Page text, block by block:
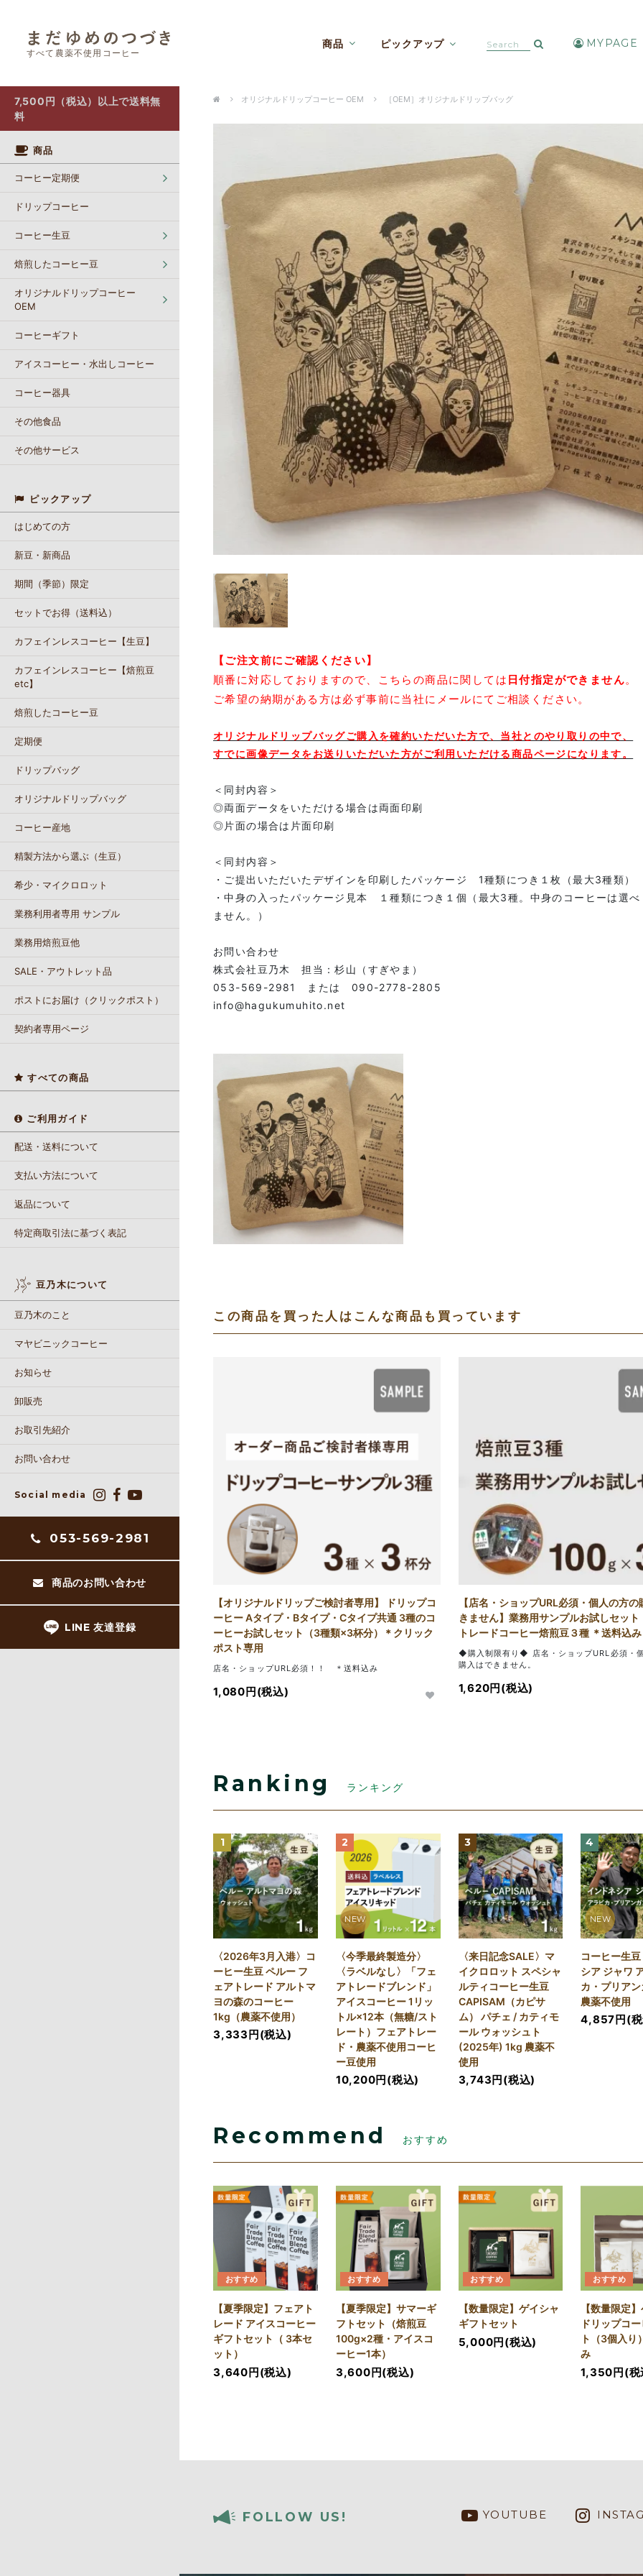
すべて農薬不使用コーヒー
商品 ピックアップ MYPAGE
7,500円（税込）以上で送料無
料
商品
コーヒー定期便
ドリップコーヒー
コーヒー生豆
焙煎したコーヒー豆
オリジナルドリップコーヒー
OEM
コーヒーギフト
アイスコーヒー・水出しコーヒー
コーヒー器具
その他食品
その他サービス
ピックアップ
はじめての方
新豆・新商品
期間（季節）限定
セットでお得（送料込）
カフェインレスコーヒー【生豆】
カフェインレスコーヒー【焙煎豆
etc】
焙煎したコーヒー豆
定期便
ドリップバッグ
オリジナルドリップバッグ
コーヒー産地
精製方法から選ぶ（生豆）
希少・マイクロロット
業務利用者専用 サンプル
業務用焙煎豆他
SALE・アウトレット品
ポストにお届け（クリックポスト）
契約者専用ページ
すべての商品
ご利用ガイド
配送・送料について
支払い方法について
返品について
特定商取引法に基づく表記
豆乃木について
豆乃木のこと
マヤビニックコーヒー
お知らせ
卸販売
お取引先紹介
お問い合わせ
Social media
053-569-2981
商品のお問い合わせ
LINE 友達登録
オリジナルドリップコーヒー OEM ［OEM］オリジナルドリップバッグ
【ご注文前にご確認ください】
順番に対応しておりますので、こちらの商品に関しては 日付指定ができません。
ご希望の納期がある方は必ず事前に当社にメールにてご相談ください。
オリジナルドリップバッグご購入を確約いただいた方で、当社とのやり取りの中で、
すでに画像データをお送りいただいた方がご利用いただける商品ページになります。
＜同封内容＞
◎両面データをいただける場合は両面印刷
◎片面の場合は片面印刷
＜同封内容＞
・ご提出いただいたデザインを印刷したパッケージ 1種類につき１枚（最大3種類）
・中身の入ったパッケージ見本 １種類につき１個（最大3種。中身のコーヒーは選べ
ません。）
お問い合わせ
株式会社豆乃木 担当：杉山（すぎやま）
053-569-2981 または 090-2778-2805
info@hagukumuhito.net
この商品を買った人はこんな商品も買っています
【オリジナルドリップご検討者専用】 ドリップコ
ーヒー Aタイプ・Bタイプ・Cタイプ共通 3種のコ
ーヒーお試しセット（3種類×3杯分）＊クリック
ポスト専用
店名・ショップURL必須！！ ＊送料込み
1,080円(税込)
【店名・ショップURL必須・個人の方の
きません】業務用サンプルお試しセッ
トレードコーヒー焙煎豆３種 ＊送料込み
◆購入制限有り◆ 店名・ショップURL必須・
購入はできません。
1,620円(税込)
Ranking ランキング
1
〈2026年3月入港〉コ
ーヒー生豆 ペルー フ
ェアトレード アルトマ
ヨの森のコーヒー
1kg（農薬不使用）
3,333円(税込)
2
NEW
〈今季最終製造分〉
〈ラベルなし〉「フェ
アトレードブレンド」
アイスコーヒー 1リッ
トル×12本（無糖/スト
レート）フェアトレー
ド・農薬不使用コーヒ
ー豆使用
10,200円(税込)
3
〈来日記念SALE〉マ
イクロロット スペシャ
ルティコーヒー生豆
CAPISAM（カピサ
ム） パチェ / カティモ
ール ウォッシュト
(2025年) 1kg 農薬不
使用
3,743円(税込)
4
NEW
コーヒー生
シア ジャワ
カ・プリア
農薬不使用
4,857円(
Recommend おすすめ
おすすめ
【夏季限定】フェアト
レード アイスコーヒー
ギフトセット（ 3本セ
ット）
3,640円(税込)
おすすめ
【夏季限定】サマーギ
フトセット（焙煎豆
100g×2種・アイスコ
ーヒー1本）
3,600円(税込)
おすすめ
【数量限定】ゲイシャ
ギフトセット
5,000円(税込)
おすすめ
【数量限定
ドリップコ
ト（3個入り
み
1,350円(税
FOLLOW US! YOUTUBE